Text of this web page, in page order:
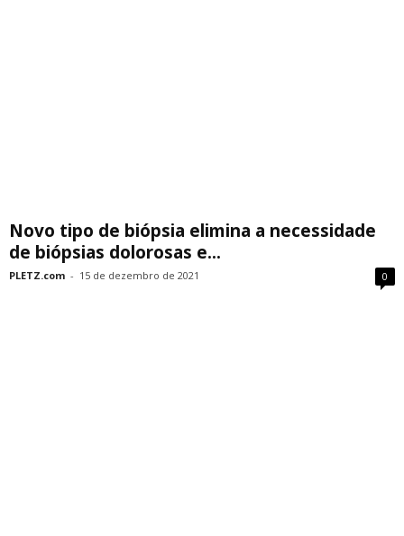
Novo tipo de biópsia elimina a necessidade
de biópsias dolorosas e...
PLETZ.com - 15 de dezembro de 2021 0